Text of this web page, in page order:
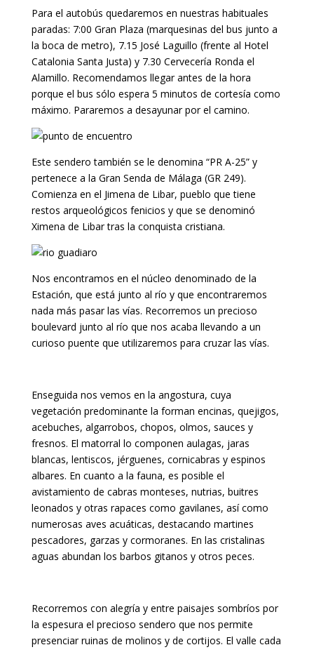
Para el autobús quedaremos en nuestras habituales
paradas: 7:00 Gran Plaza (marquesinas del bus junto a
la boca de metro), 7.15 José Laguillo (frente al Hotel
Catalonia Santa Justa) y 7.30 Cervecería Ronda el
Alamillo. Recomendamos llegar antes de la hora
porque el bus sólo espera 5 minutos de cortesía como
máximo. Pararemos a desayunar por el camino.
Este sendero también se le denomina “PR A-25” y
pertenece a la Gran Senda de Málaga (GR 249).
Comienza en el Jimena de Libar, pueblo que tiene
restos arqueológicos fenicios y que se denominó
Ximena de Libar tras la conquista cristiana.
Nos encontramos en el núcleo denominado de la
Estación, que está junto al río y que encontraremos
nada más pasar las vías. Recorremos un precioso
boulevard junto al río que nos acaba llevando a un
curioso puente que utilizaremos para cruzar las vías.
Enseguida nos vemos en la angostura, cuya
vegetación predominante la forman encinas, quejigos,
acebuches, algarrobos, chopos, olmos, sauces y
fresnos. El matorral lo componen aulagas, jaras
blancas, lentiscos, jérguenes, cornicabras y espinos
albares. En cuanto a la fauna, es posible el
avistamiento de cabras monteses, nutrias, buitres
leonados y otras rapaces como gavilanes, así como
numerosas aves acuáticas, destacando martines
pescadores, garzas y cormoranes. En las cristalinas
aguas abundan los barbos gitanos y otros peces.
Recorremos con alegría y entre paisajes sombríos por
la espesura el precioso sendero que nos permite
presenciar ruinas de molinos y de cortijos. El valle cada